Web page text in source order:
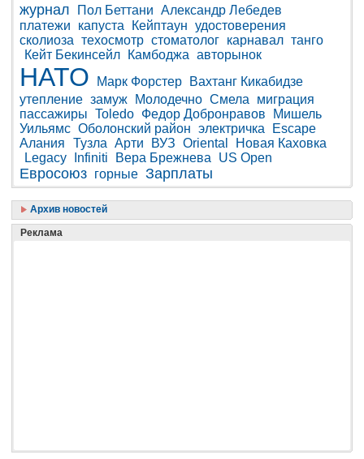
журнал Пол Беттани Александр Лебедев
платежи
капуста Кейптаун удостоверения
сколиоза техосмотр стоматолог карнавал танго
Кейт Бекинсейл
Камбоджа авторынок
НАТО Марк Форстер
Вахтанг Кикабидзе
утепление замуж Молодечно Смела
миграция
пассажиры Toledo Федор Добронравов
Мишель
Уильямс Оболонский район электричка
Escape
Алания
Тузла Арти ВУЗ Oriental
Новая Каховка
Legacy
Infiniti Вера Брежнева US Open
Евросоюз горные Зарплаты
Архив новостей
Реклама